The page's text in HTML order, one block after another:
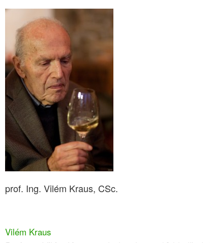
prof. Ing. Vilém Kraus, CSc.
Vilém Kraus